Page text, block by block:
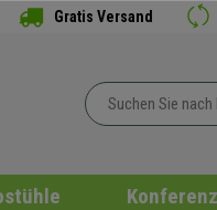
Gratis Versand